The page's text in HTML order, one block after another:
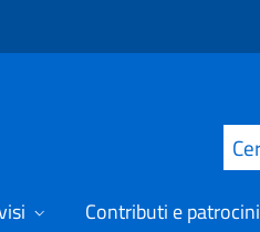
Cerca
Contributi e patrocini